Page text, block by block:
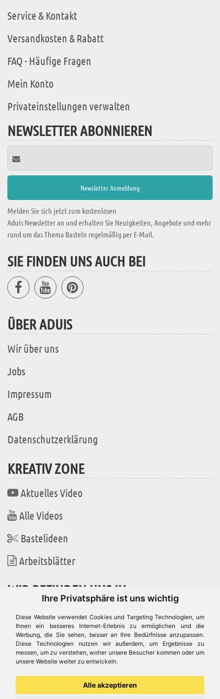
Ihre Privatsphäre ist uns wichtig
Diese Website verwendet Cookies und Targeting Technologien, um
Ihnen ein besseres Internet-Erlebnis zu ermöglichen und die
Werbung, die Sie sehen, besser an Ihre Bedürfnisse anzupassen.
Diese Technologien nutzen wir außerdem, um Ergebnisse zu
messen, um zu verstehen, woher unsere Besucher kommen oder um
unsere Website weiter zu entwickeln.
Alle akzeptieren
Service & Kontakt
Versandkosten & Rabatt
FAQ - Häufige Fragen
Mein Konto
Privateinstellungen verwalten
NEWSLETTER ABONNIEREN
Melden Sie sich jetzt zum kostenlosen
Aduis Newsletter an und erhalten Sie Neuigkeiten, Angebote und mehr
rund um das Thema Basteln regelmäßig per E-Mail.
SIE FINDEN UNS AUCH BEI
ÜBER ADUIS
Wir über uns
Jobs
Impressum
AGB
Datenschutzerklärung
KREATIV ZONE
Aktuelles Video
Alle Videos
Bastelideen
Arbeitsblätter
WIR BEFINDEN UNS IN
Es gibt uns auch in